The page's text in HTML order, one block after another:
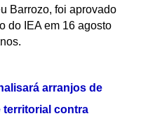
Barrozo, foi aprovado
do IEA em 16 agosto
arranjos de
territorial contra